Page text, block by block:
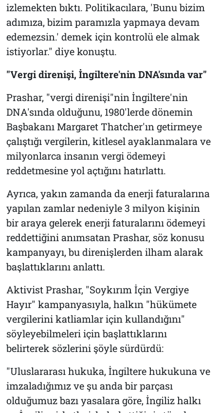
izlemekten bıktı. Politikacılara, 'Bunu bizim
adımıza, bizim paramızla yapmaya devam
edemezsin.' demek için kontrolü ele almak
istiyorlar." diye konuştu.
"Vergi direnişi, İngiltere'nin DNA'sında var"
Prashar, "vergi direnişi"nin İngiltere'nin
DNA'sında olduğunu, 1980'lerde dönemin
Başbakanı Margaret Thatcher'ın getirmeye
çalıştığı vergilerin, kitlesel ayaklanmalara ve
milyonlarca insanın vergi ödemeyi
reddetmesine yol açtığını hatırlattı.
Ayrıca, yakın zamanda da enerji faturalarına
yapılan zamlar nedeniyle 3 milyon kişinin
bir araya gelerek enerji faturalarını ödemeyi
reddettiğini anımsatan Prashar, söz konusu
kampanyayı, bu direnişlerden ilham alarak
başlattıklarını anlattı.
Aktivist Prashar, "Soykırım İçin Vergiye
Hayır" kampanyasıyla, halkın "hükümete
vergilerini katliamlar için kullandığını"
söyleyebilmeleri için başlattıklarını
belirterek sözlerini şöyle sürdürdü:
"Uluslararası hukuka, İngiltere hukukuna ve
imzaladığımız ve şu anda bir parçası
olduğumuz bazı yasalara göre, İngiliz halkı